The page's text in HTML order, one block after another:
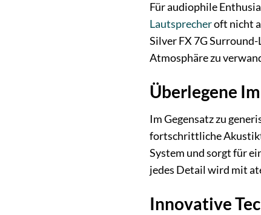
Für audiophile
Lautsprecheroft nicht
Silver FX 7G
Atmosphäre zu
Überlegene
Im Gegensatz zu
fortschrittliche
System und sorgt für
jedes Detail wird mit
Innovative